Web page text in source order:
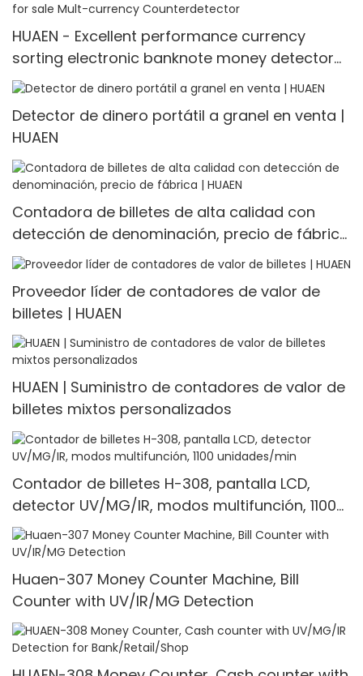
HUAEN - Excellent performance currency
sorting electronic banknote money detector
money bill counters for sale Mult-currency
Counter<000000>detector
Detector de dinero portátil a granel en venta |
HUAEN
Contadora de billetes de alta calidad con
detección de denominación, precio de fábrica
| HUAEN
Proveedor líder de contadores de valor de
billetes | HUAEN
HUAEN | Suministro de contadores de valor de
billetes mixtos personalizados
Contador de billetes H-308, pantalla LCD,
detector UV/MG/IR, modos multifunción, 1100
unidades/min
Huaen-307 Money Counter Machine, Bill
Counter with UV/IR/MG Detection